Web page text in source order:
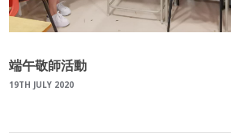
端午敬師活動
19TH JULY 2020